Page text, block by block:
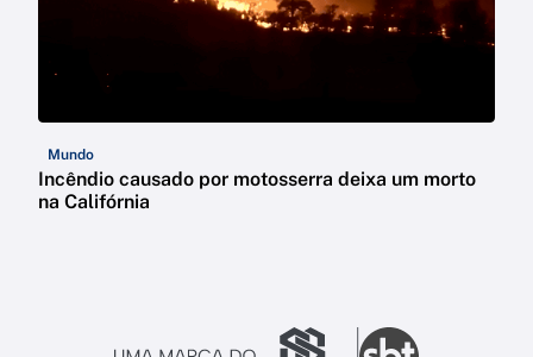
Mundo
Incêndio causado por motosserra deixa um morto
na Califórnia